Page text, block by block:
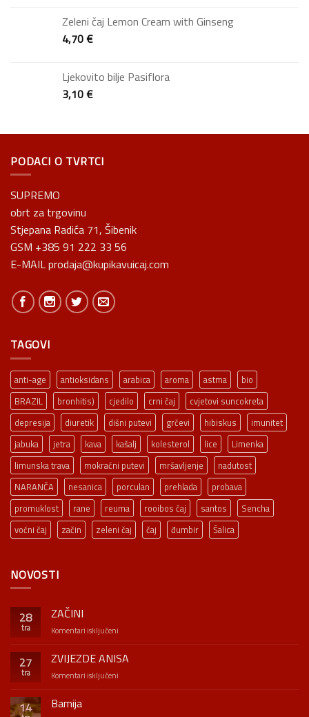
Zeleni čaj Lemon Cream with Ginseng
4,70€
Ljekovito bilje Pasiflora
3,10€
PODACI O TVRTCI
SUPREMO
obrt za trgovinu
Stjepana Radića 71, Šibenik
GSM +385 91 222 33 56
E-MAIL prodaja@kupikavuicaj.com
TAGOVI
anti-age antioksidans arabica aroma astma
bio
BRAZIL
bronhitis) cjedilo crni čaj
cvjetovi suncokreta
depresija
diuretik dišni putevi grčevi hibiskus
imunitet
jabuka
jetra kava kašalj kolesterol lice
Limenka
limunska trava
mokraćni putevi mršavljenje
nadutost
NARANČA
nesanica porculan prehlada
probava
promuklost
rane reuma rooibos čaj santos
Sencha
voćni čaj
začin zeleni čaj čaj đumbir Šalica
NOVOSTI
28
tra
ZAČINI
Komentari isključeni
27
tra
ZVIJEZDE ANISA
Komentari isključeni
14 Bamija